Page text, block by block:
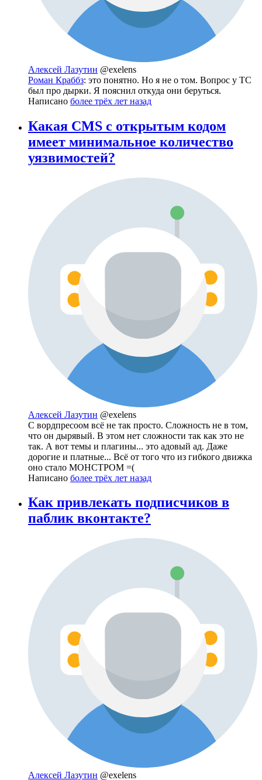
Алексей Лазутин @exelens
Роман Краббз: это понятно. Но я не о том. Вопрос у ТС
был про дырки. Я пояснил откуда они беруться.
Написано более трёх лет назад
Какая CMS с открытым кодом
имеет минимальное количество
уязвимостей?
Алексей Лазутин @exelens
С вордпресоом всё не так просто. Сложность не в том,
что он дырявый. В этом нет сложности так как это не
так. А вот темы и плагины... это адовый ад. Даже
дорогие и платные... Всё от того что из гибкого движка
оно стало МОНСТРОМ =(
Написано более трёх лет назад
Как привлекать подписчиков в
паблик вконтакте?
Алексей Лазутин @exelens